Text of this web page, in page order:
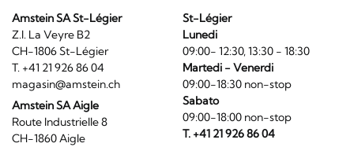
Amstein SA St-Légier
Z.I. La Veyre B2
CH-1806 St-Légier
T. +41 21 926 86 04
magasin@amstein.ch
Amstein SA Aigle
Route Industrielle 8
CH-1860 Aigle
St-Légier
Lunedi
09:00- 12:30, 13:30 - 18:30
Martedi - Venerdi
09:00-18:30 non-stop
Sabato
09:00-18:00 non-stop
T. +41 21 926 86 04